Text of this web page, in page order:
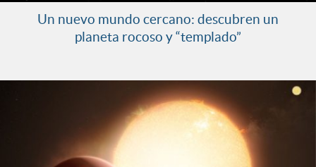
Un nuevo mundo cercano: descubren un
planeta rocoso y “templado”